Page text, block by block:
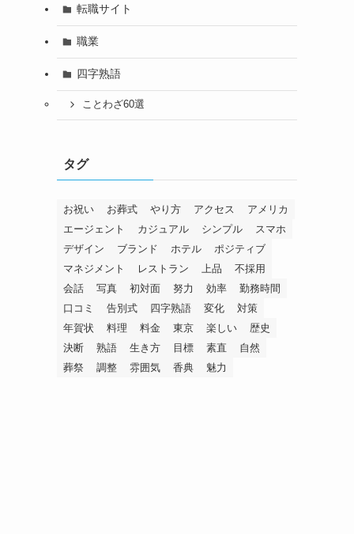
転職サイト
職業
四字熟語
ことわざ60選
タグ
お祝い お葬式 やり方 アクセス
アメリカ
エージェント
カジュアル シンプル
スマホ
デザイン
ブランド ホテル
ポジティブ
マネジメント
レストラン 上品
不採用
会話
写真 初対面 努力 効率
勤務時間
口コミ
告別式 四字熟語 変化
対策
年賀状
料理 料金 東京 楽しい
歴史
決断
熟語 生き方 目標 素直
自然
葬祭
調整 雰囲気 香典 魅力